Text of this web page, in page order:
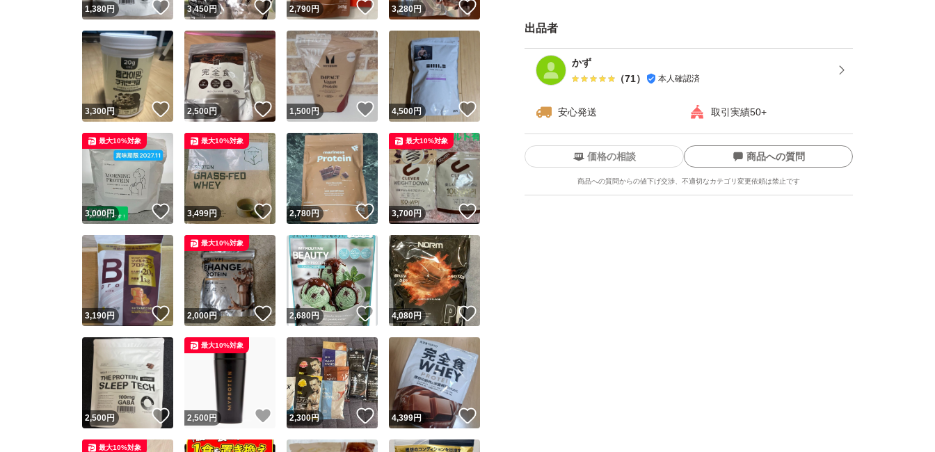
出品者
かず
（71） 本人確認済
安心発送 取引実績50+
ユーザーの実績について
Yahoo!フリマが定めた一定の基準を満たしたユーザーにバッジを付与しています
価格の相談 商品への質問
商品への質問からの値下げ交渉、不適切なカテゴリ変更依頼は禁止です
1,380円 いいね！
3,450円 いいね！
2,790円 いいね！
3,280円
3,300円 いいね！
2,500円 いいね！
1,500円 いいね！
4,500円
3,000円 いいね！
最大10%対象
3,499円 いいね！
最大10%対象
2,780円 いいね！
3,700円 いいね！
最大10%対象
3,190円 いいね！
2,000円 いいね！
最大10%対象
2,680円 いいね！
4,080円
2,500円 いいね！
2,500 円 いいね！
最大10%対象
2,300円 いいね！
4,399円
最大10%対象